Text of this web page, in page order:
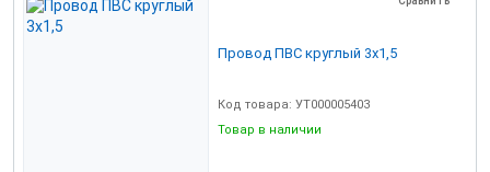
Провод ПВС круглый 3х1,5
Код товара: УТ000005403
Товар в наличии